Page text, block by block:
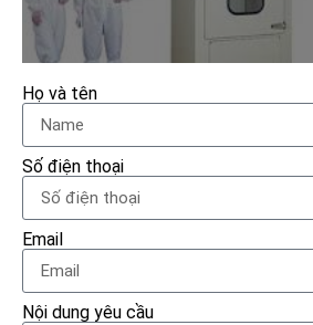
Họ và tên
Số điện thoại
Email
Nội dung yêu cầu